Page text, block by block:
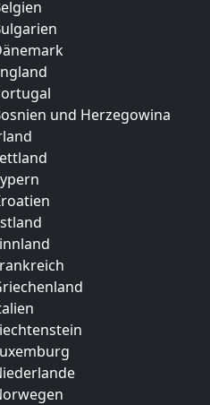
und Herzegowina